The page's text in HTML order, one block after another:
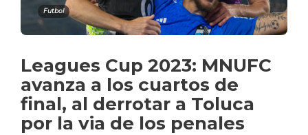
Futbol
Leagues Cup 2023: MNUFC
avanza a los cuartos de
final, al derrotar a Toluca
por la via de los penales